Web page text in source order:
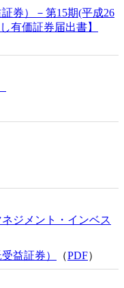
券）－第15期(平成26
有価証券届出書】
ジメント・インベス
益証券）
（PDF）